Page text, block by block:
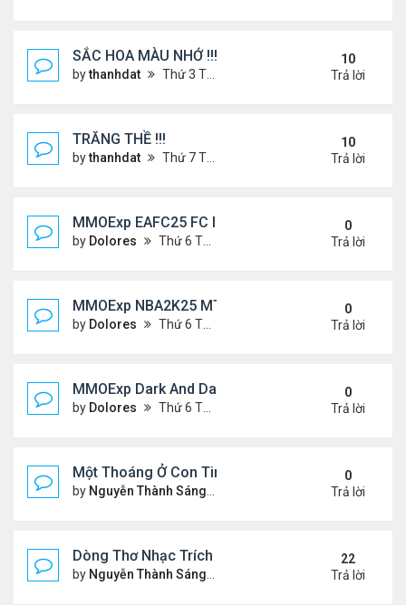
SẮC HOA MÀU NHỚ !!!
bythanhdat Thứ 3 Tháng 7 23, 2024 4:02 pm
10
Trả lời
TRĂNG THỀ !!!
bythanhdat Thứ 7 Tháng 7 06, 2024 5:05 pm
10
Trả lời
MMOExp EAFC25 FC IQ: Tactical Overhaul
by Dolores Thứ 6 Tháng 9 27, 2024 6:43 pm
0
Trả lời
MMOExp NBA2K25 MT Stephen Curry
by Dolores Thứ 6 Tháng 9 27, 2024 6:42 pm
0
Trả lời
MMOExp Dark And Darker to levelling up
by Dolores Thứ 6 Tháng 9 27, 2024 6:40 pm
0
Trả lời
Một Thoáng Ở Con Tim
by Nguyễn Thành Sáng Chủ nhật Tháng 8 25, 2024
0
Trả lời
Dòng Thơ Nhạc Trích Đoạn
by Nguyễn Thành Sáng Thứ 6 Tháng 3 15, 2024 9:53
22
Trả lời